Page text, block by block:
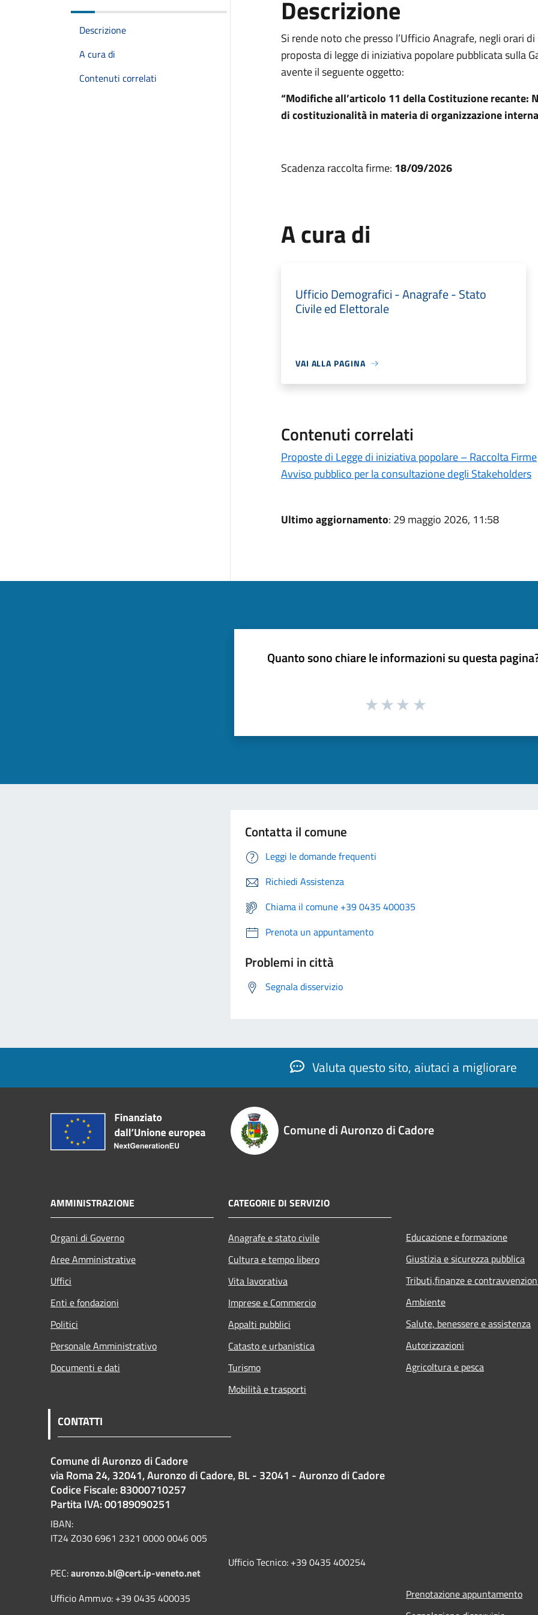
Descrizione
A cura di
Contenuti correlati
Descrizione
Si rende noto che presso l’Ufficio Anagrafe, negli orari
proposta di legge di iniziativa popolare pubblicata sulla
avente il seguente oggetto:
“Modifiche all’articolo 11 della Costituzione recante:
di costituzionalità in materia di organizzazione
Scadenza raccolta firme: 18/09/2026
A cura di
Ufficio Demografici - Anagrafe - Stato
Civile ed Elettorale
VAI ALLA PAGINA
Contenuti correlati
Proposte di Legge di iniziativa popolare – Raccolta Firme
Avviso pubblico per la consultazione degli Stakeholders
Ultimo aggiornamento: 29 maggio 2026, 11:58
Quanto sono chiare le informazioni su questa
Contatta il comune
Leggi le domande frequenti
Richiedi Assistenza
Chiama il comune +39 0435 400035
Prenota un appuntamento
Problemi in città
Segnala disservizio
Valuta questo sito, aiutaci a migliorare
Comune di Auronzo di Cadore
AMMINISTRAZIONE
Organi di Governo
Aree Amministrative
Uffici
Enti e fondazioni
Politici
Personale Amministrativo
Documenti e dati
CATEGORIE DI SERVIZIO
Anagrafe e stato civile
Cultura e tempo libero
Vita lavorativa
Imprese e Commercio
Appalti pubblici
Catasto e urbanistica
Turismo
Mobilità e trasporti
Educazione e formazione
Giustizia e sicurezza pubblica
Tributi,finanze e
Ambiente
Salute, benessere e assistenza
Autorizzazioni
Agricoltura e pesca
CONTATTI
Comune di Auronzo di Cadore
via Roma 24, 32041, Auronzo di Cadore, BL - 32041 - Auronzo di Cadore
Codice Fiscale: 83000710257
Partita IVA: 00189090251
IBAN:
IT24 Z030 6961 2321 0000 0046 005
PEC:auronzo.bl@cert.ip-veneto.net
Ufficio Amm.vo: +39 0435 400035
Ufficio Tecnico: +39 0435 400254
Prenotazione appuntamento